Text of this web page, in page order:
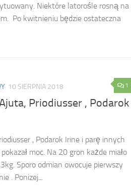
Niektóre latorośle rosną na
Po kwitnieniu będzie ostateczna
1
10 SIERPNIA 2018
Priodiusser , Podarok
, Podarok Irine i parę innych
moc. Na 20 gron każde miało
Sporo odmian owocuje pierwszy
. Ponizej...